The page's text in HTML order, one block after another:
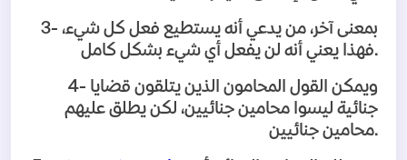
3- بمعنى آخر، من يدعي أنه يستطيع فعل كل شيء،
فهذا يعني أنه لن يفعل أي شيء بشكل كامل.
4- ويمكن القول المحامون الذين يتلقون قضايا
جنائية ليسوا محامين جنائيين، لكن يطلق عليهم
محامين جنائيين.